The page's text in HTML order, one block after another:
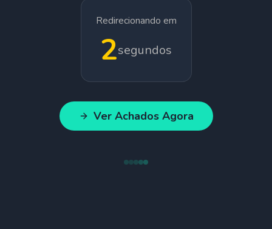
Redirecionando em
1segundos
Ver Achados Agora